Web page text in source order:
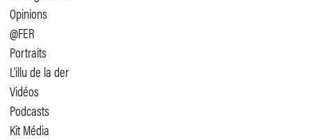
Opinions
@FER
Portraits
L'illu de la der
Vidéos
Podcasts
Kit Média